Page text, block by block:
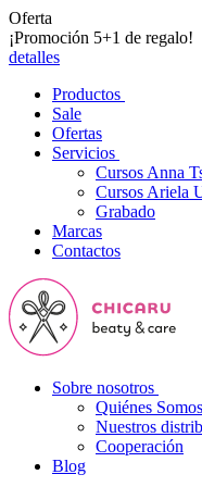
Oferta
¡Promoción 5+1 de regalo!
detalles
Productos
Sale
Ofertas
Servicios
Cursos Anna
Cursos Ariela
Grabado
Marcas
Contactos
Sobre nosotros
Quiénes Somos
Nuestros
Cooperación
Blog